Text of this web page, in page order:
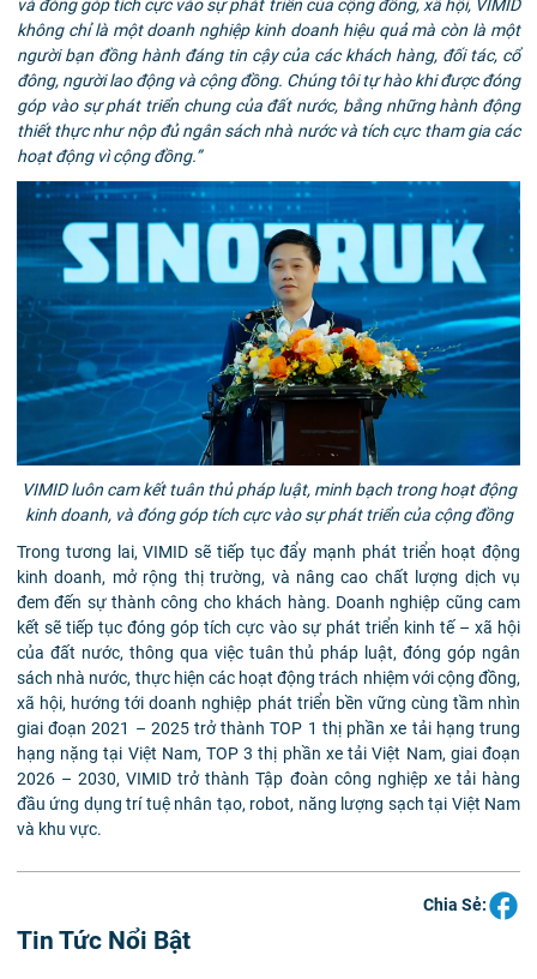
và đóng góp tích cực vào sự phát triển của cộng đồng, xã hội, VIMID
không chỉ là một doanh nghiệp kinh doanh hiệu quả mà còn là một
người bạn đồng hành đáng tin cậy của các khách hàng, đối tác, cổ
đông, người lao động và cộng đồng. Chúng tôi tự hào khi được đóng
góp vào sự phát triển chung của đất nước, bằng những hành động
thiết thực như nộp đủ ngân sách nhà nước và tích cực tham gia các
hoạt động vì cộng đồng.”
VIMID luôn cam kết tuân thủ pháp luật, minh bạch trong hoạt động
kinh doanh, và đóng góp tích cực vào sự phát triển của cộng đồng
Trong tương lai, VIMID sẽ tiếp tục đẩy mạnh phát triển hoạt động
kinh doanh, mở rộng thị trường, và nâng cao chất lượng dịch vụ
đem đến sự thành công cho khách hàng. Doanh nghiệp cũng cam
kết sẽ tiếp tục đóng góp tích cực vào sự phát triển kinh tế – xã hội
của đất nước, thông qua việc tuân thủ pháp luật, đóng góp ngân
sách nhà nước, thực hiện các hoạt động trách nhiệm với cộng đồng,
xã hội, hướng tới doanh nghiệp phát triển bền vững cùng tầm nhìn
giai đoạn 2021 – 2025 trở thành TOP 1 thị phần xe tải hạng trung
hạng nặng tại Việt Nam, TOP 3 thị phần xe tải Việt Nam, giai đoạn
2026 – 2030, VIMID trở thành Tập đoàn công nghiệp xe tải hàng
đầu ứng dụng trí tuệ nhân tạo, robot, năng lượng sạch tại Việt Nam
và khu vực.
Chia Sẻ:
Tin Tức Nổi Bật